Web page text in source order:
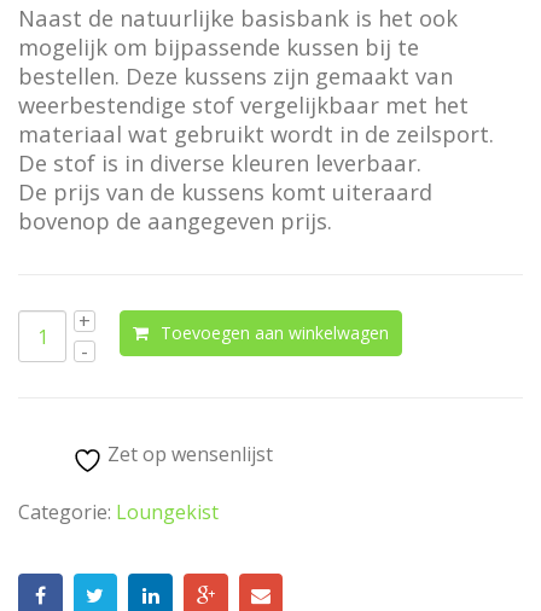
Naast de natuurlijke basisbank is het ook
mogelijk om bijpassende kussen bij te
bestellen. Deze kussens zijn gemaakt van
weerbestendige stof vergelijkbaar met het
materiaal wat gebruikt wordt in de zeilsport.
De stof is in diverse kleuren leverbaar.
De prijs van de kussens komt uiteraard
bovenop de aangegeven prijs.
Toevoegen aan winkelwagen
Zet op wensenlijst
Categorie: Loungekist